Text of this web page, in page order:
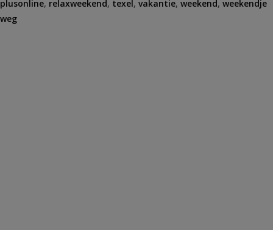
plusonline, relaxweekend, texel , vakantie, weekend, weekendje
weg